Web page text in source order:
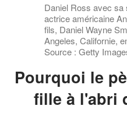
Daniel Ross avec
actrice américaine
fils, Daniel Wayne
Angeles, Californie,
Source : Getty
Pourquoi le père a-t-il élevé sa
fille à l'abri